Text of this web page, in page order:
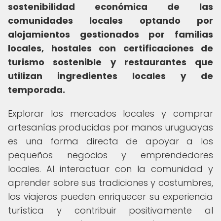
sostenibilidad económica de las
comunidades locales optando por
alojamientos gestionados por familias
locales, hostales con certificaciones de
turismo sostenible y restaurantes que
utilizan ingredientes locales y de
temporada.
Explorar los mercados locales y comprar
artesanías producidas por manos uruguayas
es una forma directa de apoyar a los
pequeños negocios y emprendedores
locales. Al interactuar con la comunidad y
aprender sobre sus tradiciones y costumbres,
los viajeros pueden enriquecer su experiencia
turística y contribuir positivamente al